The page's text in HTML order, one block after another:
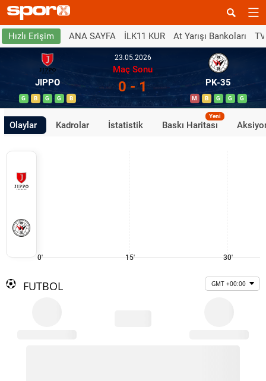
Hızlı Erişim ANA SAYFA İLK11 KUR At Yarışı Bankoları
JIPPO
G B G G B
23.05.2026
Maç Sonu
0 - 1 PK-35
M B G G G
Olaylar Kadrolar İstatistik Baskı Haritası
Yeni
0' 15' 30'
FUTBOL GMT +00:00